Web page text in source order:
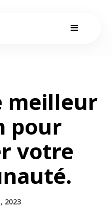
meilleur
pour
votre
2023